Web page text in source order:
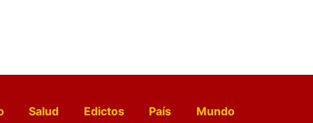
Salud Edictos País
Mundo